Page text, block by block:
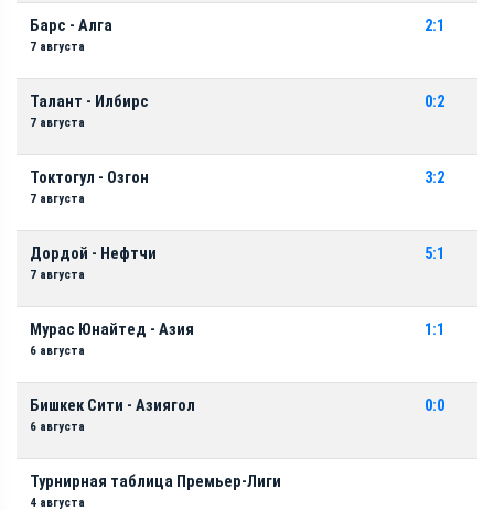
Барс - Алга
7 августа
2:1
Талант - Илбирс
7 августа
0:2
Токтогул - Озгон
7 августа
3:2
Дордой - Нефтчи
7 августа
5:1
Мурас Юнайтед - Азия
6 августа
1:1
Бишкек Сити - Азиягол
6 августа
0:0
Турнирная таблица Премьер-Лиги
4 августа